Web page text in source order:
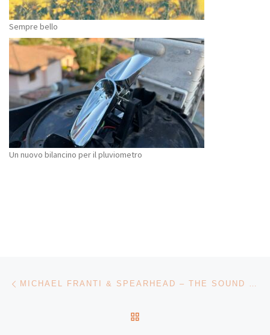
Sempre bello
Un nuovo bilancino per il pluviometro
Navigazione articoli MICHAEL FRANTI & SPEARHEAD – THE SOUND OF SUNSHINE